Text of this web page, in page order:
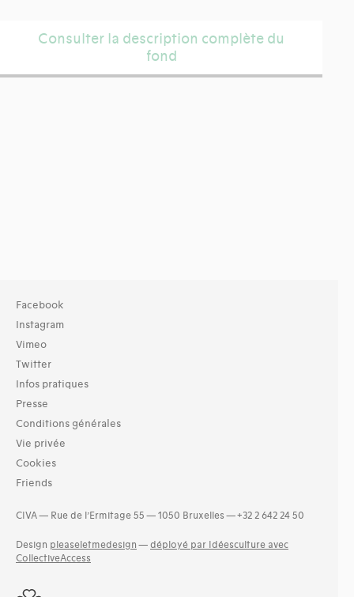
Consulter la description complète du
fond
Facebook
Instagram
Vimeo
Twitter
Infos pratiques
Presse
Conditions générales
Vie privée
Cookies
Friends
CIVA — Rue de l’Ermitage 55 — 1050 Bruxelles — +32 2 642 24 50
Design pleaseletmedesign — déployé par Idéesculture avec
CollectiveAccess